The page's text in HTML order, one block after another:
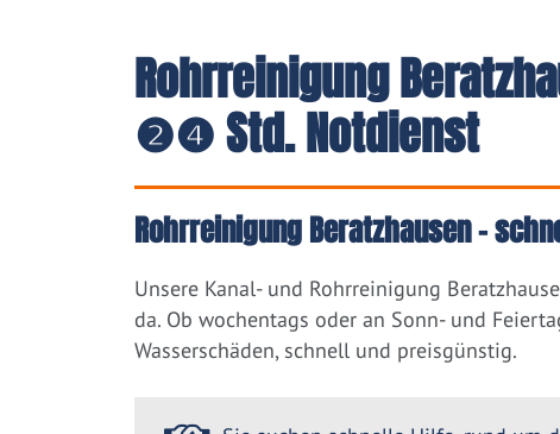
Rohrreinigung
❷❹ Std. Notdienst
Rohrreinigung Beratzhausen –
Unsere Kanal- und Rohrreinigung
da. Ob wochentags oder an Sonn- und
Wasserschäden, schnell und preisgünstig.